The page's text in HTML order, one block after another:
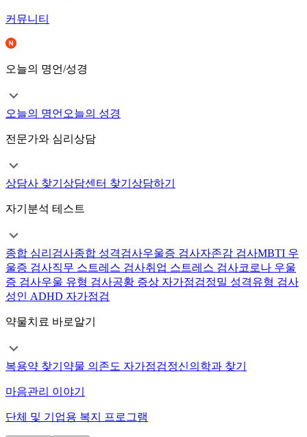
커뮤니티
오늘의 명언/성경
오늘의 명언 오늘의 성경
전문가와 심리상담
상담사 찾기 상담센터 찾기 상담하기
자기분석 테스트
종합 심리검사종합 성격검사우울증 검사자존감 검사MBTI 우
울증 검사직무 스트레스 검사취업 스트레스 검사코로나 우울
증 검사우울 유형 검사공황 증상 자가점검정밀 성격유형 검사
성인 ADHD 자가점검
약물치료 바로알기
복용약 찾기 약물 의존도 자가점검정신의학과 찾기
마음관리 이야기
단체 및 기업용 복지 프로그램